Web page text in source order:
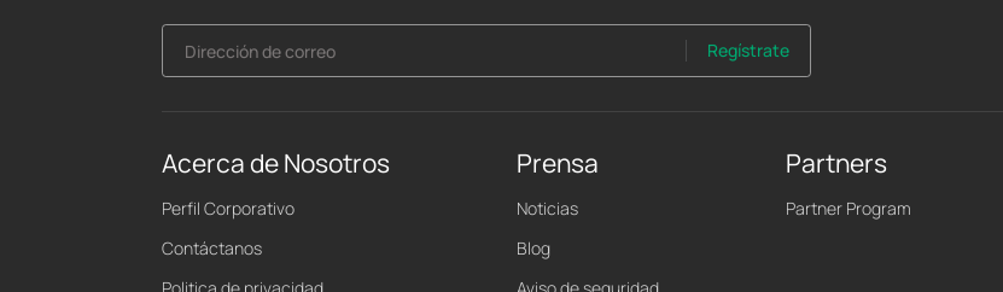
Dirección de correo Regístrate
Acerca de Nosotros
Perfil Corporativo
Contáctanos
Prensa
Noticias
Blog
Partners
Partner Program